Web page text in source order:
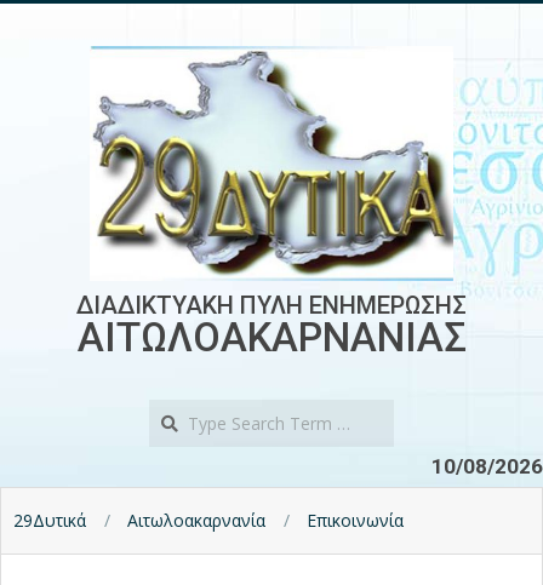
ΔΙΑΔΙΚΤΥΑΚΗ ΠΥΛΗ ΕΝΗΜΕΡΩΣΗΣ
ΑΙΤΩΛΟΑΚΑΡΝΑΝΙΑΣ
10/08/2026
29Δυτικά Αιτωλοακαρνανία Επικοινωνία